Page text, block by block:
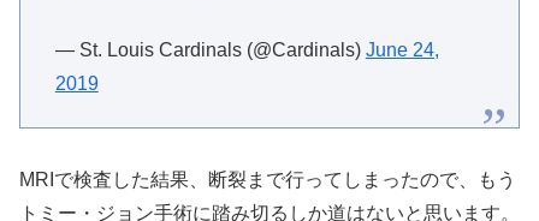
— St. Louis Cardinals (@Cardinals) June 24,
2019
MRIで検査した結果、断裂まで行ってしまったので、もう
トミー・ジョン手術に踏み切るしか道はないと思います。